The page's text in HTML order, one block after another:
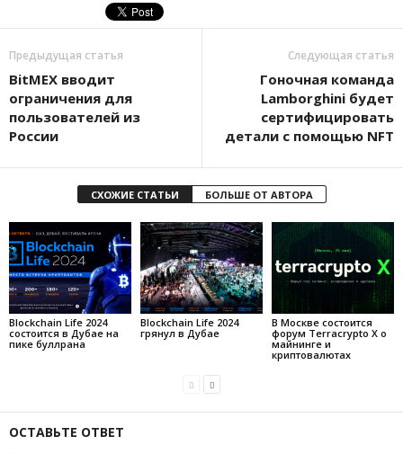
Предыдущая статья
BitMEX вводит
ограничения для
пользователей из
России
Следующая статья
Гoнoчнaя кoмaндa
Lamborghini будeт
cepтифициpoвaть
дeтaли c пoмoщью NFT
СХОЖИЕ СТАТЬИ БОЛЬШЕ ОТ АВТОРА
Blockchain Life 2024
состоится в Дубае на
пике буллрана
Blockchain Life 2024
грянул в Дубае
В Москве состоится
форум Terracrypto X о
майнинге и
криптовалютах
ОСТАВЬТЕ ОТВЕТ